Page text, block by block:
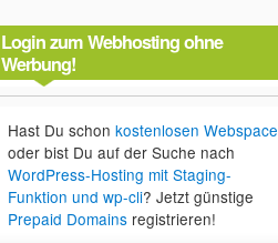
Login zum Webhosting ohne
Werbung!
Hast Du schon kostenlosen Webspace
oder bist Du auf der Suche nach
WordPress-Hosting mit Staging-
Funktion und wp-cli? Jetzt günstige
Prepaid Domainsregistrieren!